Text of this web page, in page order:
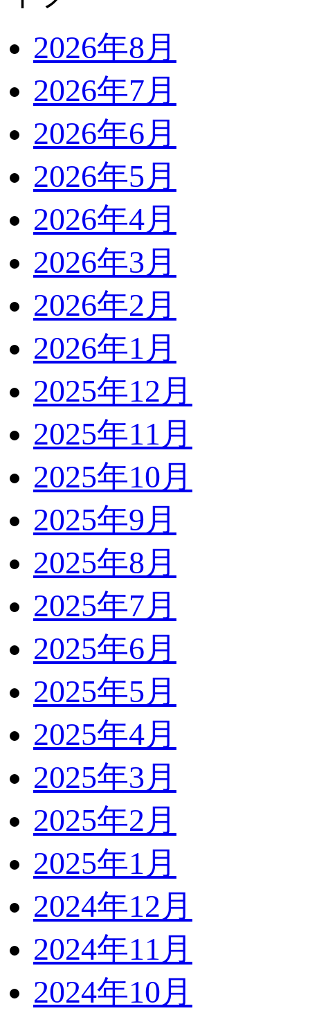
2026年8月
2026年7月
2026年6月
2026年5月
2026年4月
2026年3月
2026年2月
2026年1月
2025年12月
2025年11月
2025年10月
2025年9月
2025年8月
2025年7月
2025年6月
2025年5月
2025年4月
2025年3月
2025年2月
2025年1月
2024年12月
2024年11月
2024年10月